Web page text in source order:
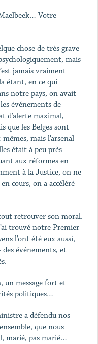
Votre
chose de très grave
mais
jamais vraiment
étant, en ce qui
notre pays, on avait
événements de
d’alerte maximal,
que les Belges sont
mais l’arsenal
était à peu près
aux réformes en
à la Justice, on ne
cours, on a accéléré
retrouver son moral.
trouvé notre Premier
l’ont été eux aussi,
des événements, et
un message fort et
politiques…
a défendu nos
que nous
marié, pas marié…